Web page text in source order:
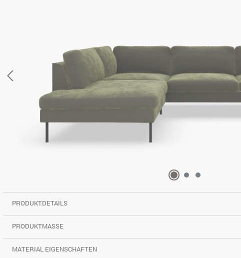
PRODUKTDETAILS
PRODUKTMASSE
MATERIAL EIGENSCHAFTEN